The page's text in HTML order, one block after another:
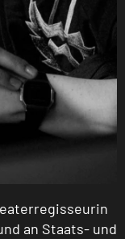
an Staats- und